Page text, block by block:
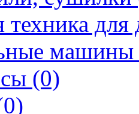
техника
машины
(0)